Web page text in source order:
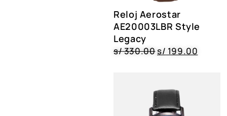
Reloj Aerostar
AE20003LBR Style
Legacy
s/330.00s/ 199.00